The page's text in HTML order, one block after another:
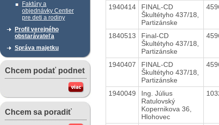
Faktúry a
objednávky Centier
pre deti a rodiny
Profil verejného
obstarávateľa
Správa majetku
Chcem podať podnet
Chcem sa poradiť
1940414
FINAL-CD
Škultétyho 437/18,
Partizánske
1840513
Final-CD
Škultétyho 437/18,
Partizánske
1940407
FINAL-CD
Škultétyho 437/18,
Partizánske
1940049
Ing. Július
Ratulovský
Kopernikova 36,
Hlohovec